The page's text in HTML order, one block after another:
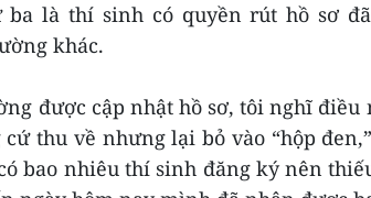
ba là thí sinh có quyền rút hồ sơ
khác.
được cập nhật hồ sơ, tôi nghĩ
cứ thu về nhưng lại bỏ vào “hộp
bao nhiêu thí sinh đăng ký nên